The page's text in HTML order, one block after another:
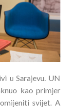
u Sarajevu. UN
kao primjer
svijet. A